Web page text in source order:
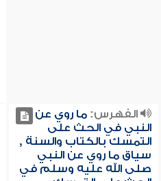
الفهرس:ما روي عن
النبي في الحث على
التمسك بالكتاب والسنة ,
سياق ما روي عن النبي
صلى الله عليه وسلم في